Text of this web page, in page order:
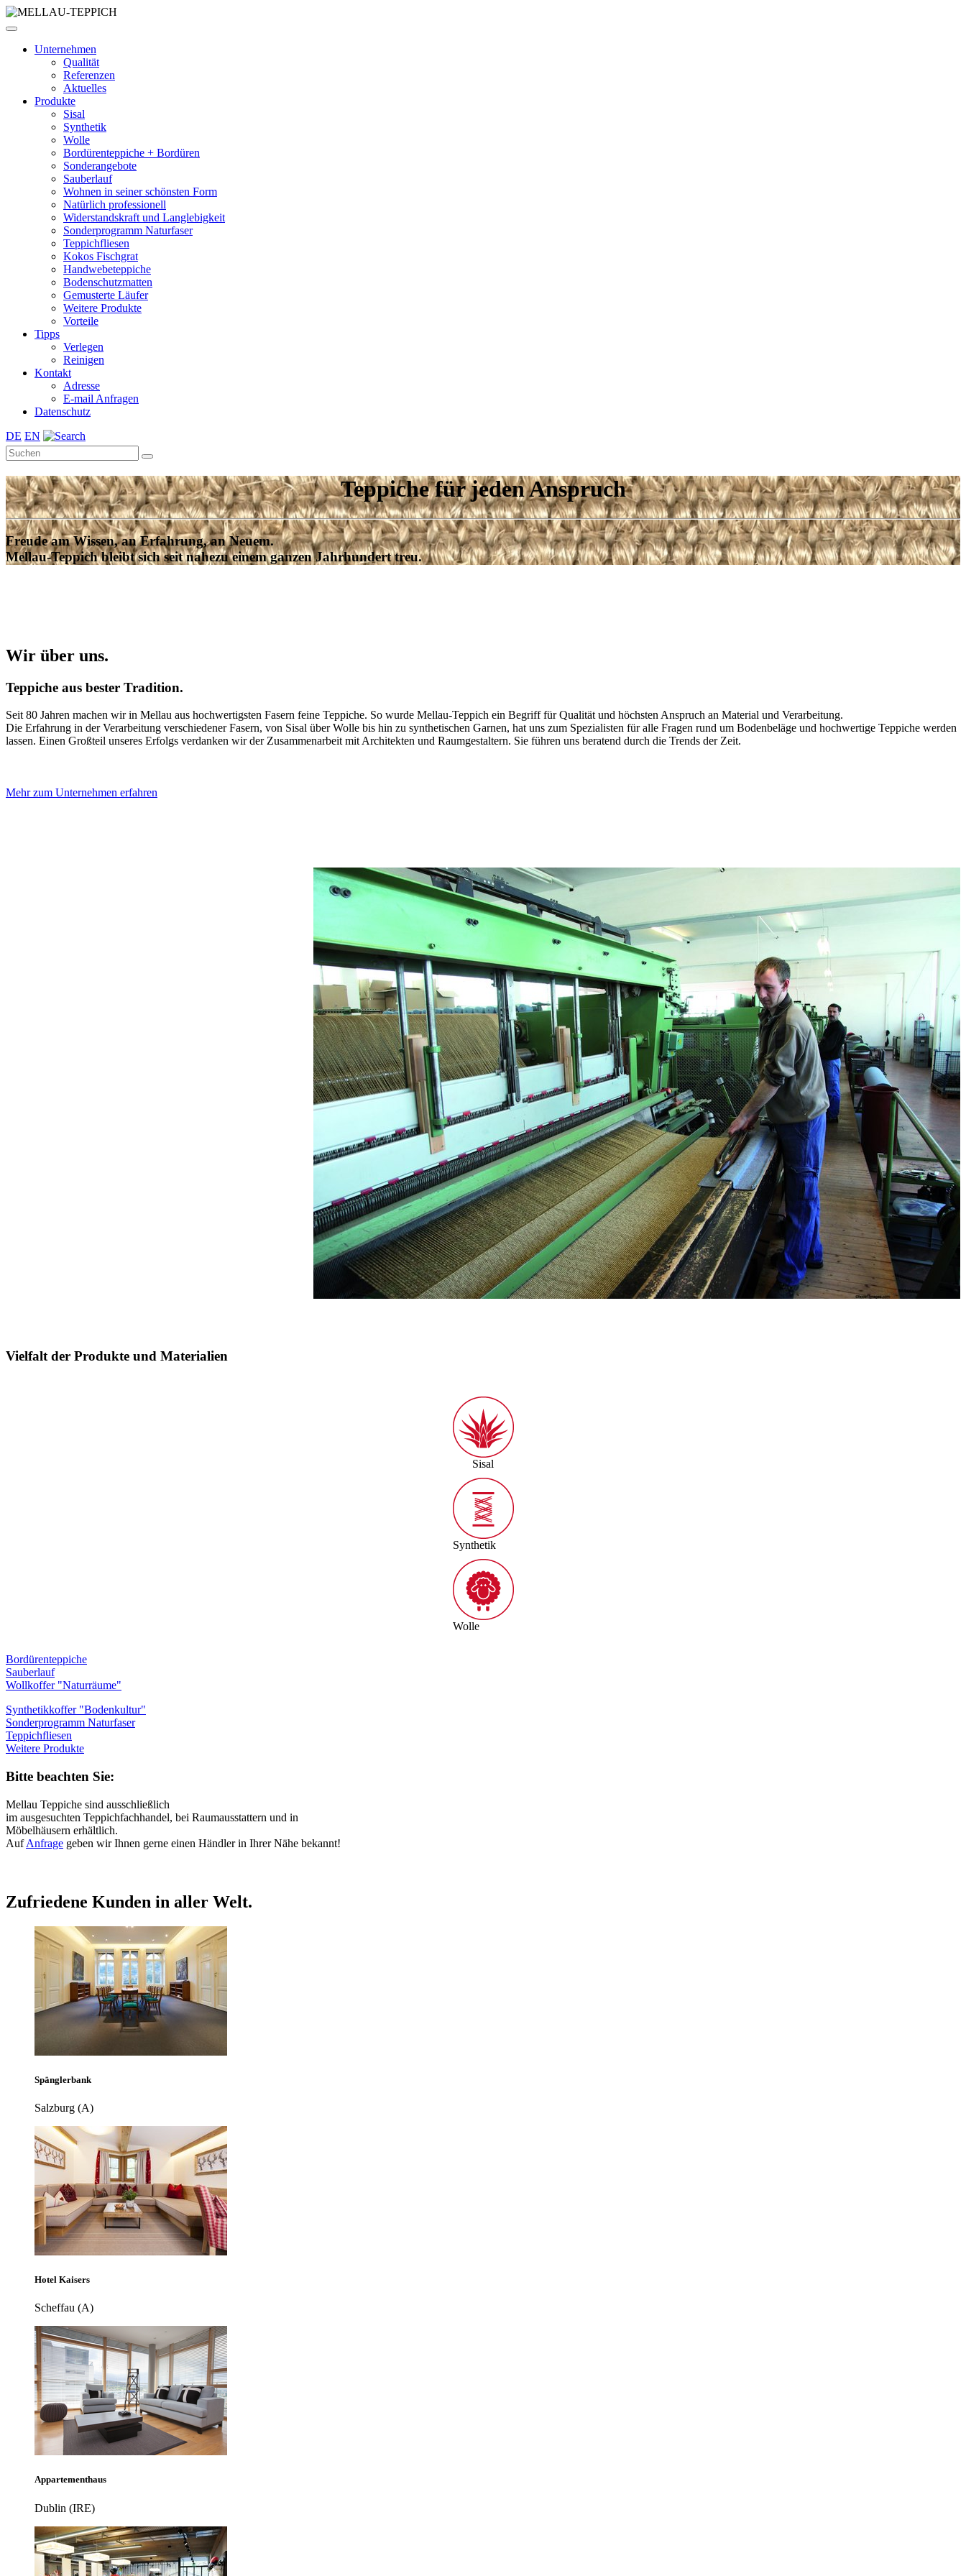
Unternehmen
Qualität
Referenzen
Aktuelles
Produkte
Sisal
Synthetik
Wolle
Bordürenteppiche + Bordüren
Sonderangebote
Sauberlauf
Wohnen in seiner schönsten Form
Natürlich professionell
Widerstandskraft und Langlebigkeit
Sonderprogramm Naturfaser
Teppichfliesen
Kokos Fischgrat
Handwebeteppiche
Bodenschutzmatten
Gemusterte Läufer
Weitere Produkte
Vorteile
Tipps
Verlegen
Reinigen
Kontakt
Adresse
E-mail Anfragen
Datenschutz
DE EN
Teppiche für jeden Anspruch
Freude am Wissen, an Erfahrung, an Neuem.
Mellau-Teppich bleibt sich seit nahezu einem ganzen Jahrhundert treu.
Wir über uns.
Teppiche aus bester Tradition.
Seit 80 Jahren machen wir in Mellau aus hochwertigsten Fasern feine Teppiche. So wurde Mellau-Teppich ein Begriff für Qualität und höchsten Anspruch an Material und Verarbeitung.
Die Erfahrung in der Verarbeitung verschiedener Fasern, von Sisal über Wolle bis hin zu synthetischen Garnen, hat uns zum Spezialisten für alle Fragen rund um Bodenbeläge und hochwertige Teppiche werden
lassen. Einen Großteil unseres Erfolgs verdanken wir der Zusammenarbeit mit Architekten und Raumgestaltern. Sie führen uns beratend durch die Trends der Zeit.
Mehr zum Unternehmen erfahren
Vielfalt der Produkte und Materialien
Sisal
Synthetik
Wolle
Bordürenteppiche
Sauberlauf
Wollkoffer "Naturräume"
Synthetikkoffer "Bodenkultur"
Sonderprogramm Naturfaser
Teppichfliesen
Weitere Produkte
Bitte beachten Sie:
Mellau Teppiche sind ausschließlich
im ausgesuchten Teppichfachhandel, bei Raumausstattern und in
Möbelhäusern erhältlich.
AufAnfrage geben wir Ihnen gerne einen Händler in Ihrer Nähe bekannt!
Zufriedene Kunden in aller Welt.
Spänglerbank
Salzburg (A)
Hotel Kaisers
Scheffau (A)
Appartementhaus
Dublin (IRE)